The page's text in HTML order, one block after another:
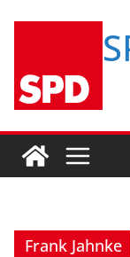
Frank Jahnke